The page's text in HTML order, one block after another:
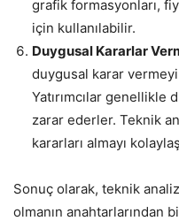
grafik formasyonları,
için kullanılabilir.
Duygusal Kararlar
duygusal karar
Yatırımcılar
zarar ederler. Teknik
kararları almayı
Sonuç olarak, teknik
olmanın anahtarlarından